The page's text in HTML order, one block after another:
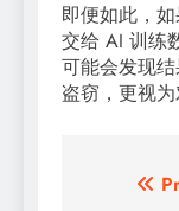
即便如此，
交给 AI 训练
可能会发现
盗窃，更视